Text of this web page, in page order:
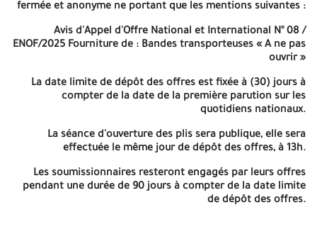
La séance d'ouverture des plis sera publique, elle sera effectuée
le même jour de dépôt des offres, à 13h.
Les soumissionnaires resteront engagés par leurs offres pendant
une durée de 90 jours à compter de la date limite de dépôt des
offres.
fermée et anonyme ne portant que les mentions suivantes :
Avis d'Appel d'Offre National et International N° 08 /
ENOF/2025 Fourniture de : Bandes transporteuses « A ne pas
ouvrir »
La date limite de dépôt des offres est fixée à (30) jours à
compter de la date de la première parution sur les
quotidiens nationaux.
La séance d'ouverture des plis sera publique, elle sera
effectuée le même jour de dépôt des offres, à 13h.
Les soumissionnaires resteront engagés par leurs offres
pendant une durée de 90 jours à compter de la date limite
de dépôt des offres.